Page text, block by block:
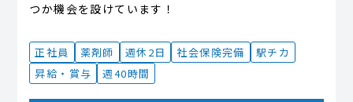
つか機会を設けています！
正社員 薬剤師 週休2日 社会保険完備
駅チカ
昇給・賞与
週40時間